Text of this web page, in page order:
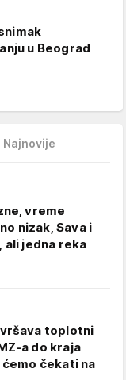
u Beograd
Najnovije
vreme
nizak, Sava i
ali jedna reka
toplotni
a do kraja
čekati na